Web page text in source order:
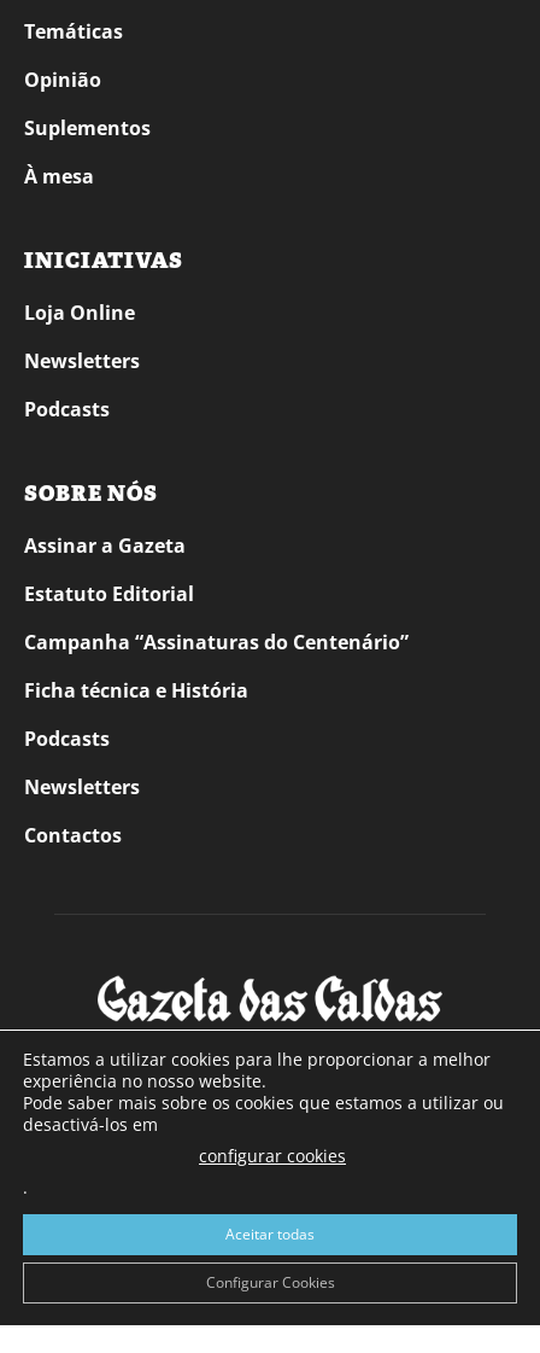
Temáticas
Opinião
Suplementos
À mesa
INICIATIVAS
Loja Online
Newsletters
Podcasts
SOBRE NÓS
Assinar a Gazeta
Estatuto Editorial
Campanha “Assinaturas do Centenário”
Ficha técnica e História
Podcasts
Newsletters
Contactos
SOBRE NÓS
Com sede nas Caldas da Rainha e mais de 90 anos de
a sul de distrito de Leiria, com mais de 40.000 leitores por
toda a região Oeste. Jornal com distribuição em Portugal
Continental e assinatura online.
Estamos a utilizar cookies para lhe proporcionar a melhor
experiência no nosso website.
Pode saber mais sobre os cookies que estamos a utilizar ou
desactivá-los em
configurar cookies
.
Aceitar todas
Configurar Cookies